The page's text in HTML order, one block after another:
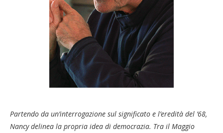
Partendo da un’interrogazione sul significato e l’eredità del ’68,
Nancy delinea la propria idea di democrazia. Tra il Maggio